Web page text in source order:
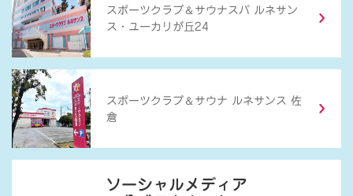
スポーツクラブ ＆ サウナスパ ルネサン
ス・ユーカリが丘24
スポーツクラブ ＆ サウナ ルネサンス 佐
倉
ソーシャルメディア